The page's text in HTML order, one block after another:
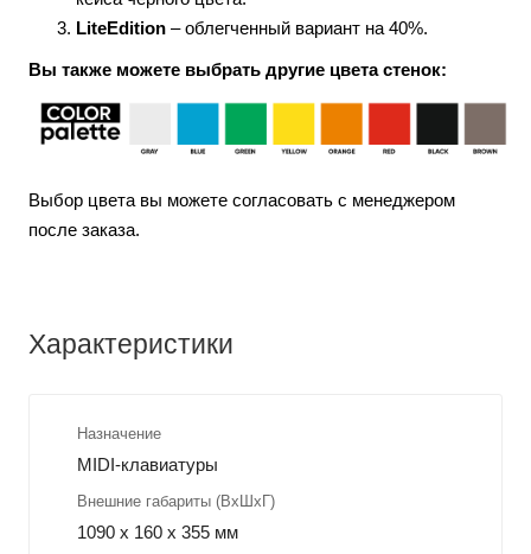
LiteEdition – облегченный вариант на 40%.
Вы также можете выбрать другие цвета стенок:
Выбор цвета вы можете согласовать с менеджером
после заказа.
Характеристики
Назначение
MIDI-клавиатуры
Внешние габариты (ВхШхГ)
1090 x 160 x 355 мм